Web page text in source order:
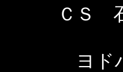
ＣＳ
ヨド